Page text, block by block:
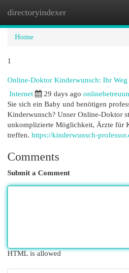
directoryindexer
Home
1
Online-Doktor Kinderwunsch: Ihr Weg
Internet 29 days ago
Sie sich ein Baby und benötigen
Kinderwunsch? Unser Online-Doktor
unkomplizierte Möglichkeit, Ärzte für
treffen. https://kinderwunsch-
Comments
Submit a Comment
HTML is allowed